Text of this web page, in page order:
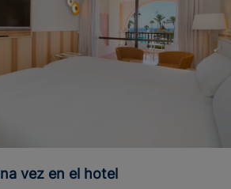
Una vez en el hotel